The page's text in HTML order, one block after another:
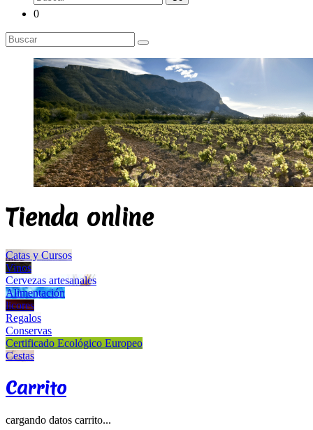
0
Tienda online
Catas y Cursos
Vinos
Cervezas artesanales
Alimentación
licores
Regalos
Conservas
Certificado Ecológico Europeo
Cestas
Carrito
cargando datos carrito...